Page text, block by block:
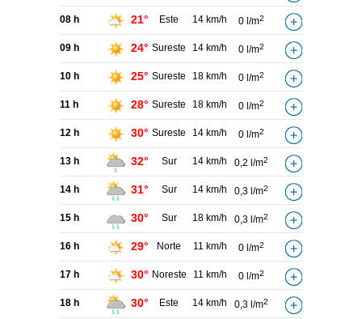
08 h 21° Este 14 km/h 0 l/m2
09 h 24° Sureste 14 km/h 0 l/m2
10 h 25° Sureste 18 km/h 0 l/m2
11 h 28° Sureste 18 km/h 0 l/m2
12 h 30° Sureste 14 km/h 0 l/m2
13 h 32° Sur 14 km/h 0,2 l/m2
14 h 31° Sur 14 km/h 0,3 l/m2
15 h 30° Sur 18 km/h 0,3 l/m2
16 h 29° Norte 11 km/h 0 l/m2
17 h 30° Noreste 11 km/h 0 l/m2
18 h 30° Este 14 km/h 0,3 l/m2